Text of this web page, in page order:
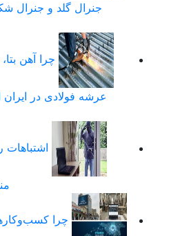
جنرال گلد و جنرال شکار
چرا آهن بتا،
عرشه فولادی در ایران
اشتباهات
منزل
چرا کسب‌وکارهای